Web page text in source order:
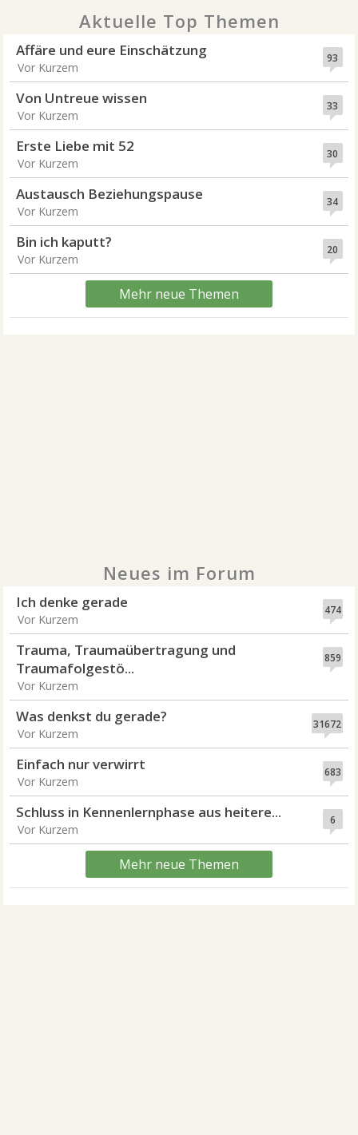
Aktuelle Top Themen
93
Affäre und eure Einschätzung
Vor Kurzem
33
Von Untreue wissen
Vor Kurzem
30
Erste Liebe mit 52
Vor Kurzem
34
Austausch Beziehungspause
Vor Kurzem
20
Bin ich kaputt?
Vor Kurzem
Mehr neue Themen
Neues im Forum
474
Ich denke gerade
Vor Kurzem
859
Trauma, Traumaübertragung und
Traumafolgestö...
Vor Kurzem
31672
Was denkst du gerade?
Vor Kurzem
683
Einfach nur verwirrt
Vor Kurzem
6
Schluss in Kennenlernphase aus heitere...
Vor Kurzem
Mehr neue Themen